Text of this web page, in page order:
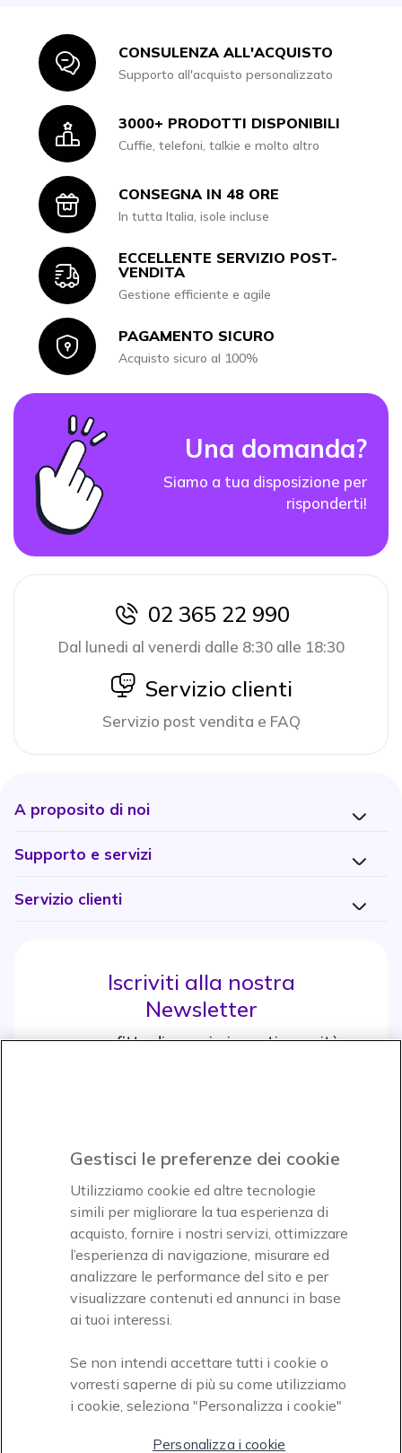
IconCONSULENZA ALL'ACQUISTO
Supporto all'acquisto personalizzato
Icon3000+ PRODOTTI DISPONIBILI
Cuffie, telefoni, talkie e molto altro
IconCONSEGNA IN 48 ORE
In tutta Italia, isole incluse
Icon
ECCELLENTE SERVIZIO POST-
VENDITA
Gestione efficiente e agile
IconPAGAMENTO SICURO
Acquisto sicuro al 100%
Una domanda?
Siamo a tua disposizione per
risponderti!
icon
02 365 22 990
Dal lunedi al venerdi dalle 8:30 alle 18:30
icon
Servizio clienti
Servizio post vendita e FAQ
A proposito di noi
Supporto e servizi
Servizio clienti
Iscriviti alla nostra
Newsletter
e approfitta di maggiori sconti e novità
Icon
Icon
Paga facilmente ed in assoluta sicurezza
Accettiamo
Gestisci le preferenze dei cookie
Utilizziamo cookie ed altre tecnologie
simili per migliorare la tua esperienza di
acquisto, fornire i nostri servizi, ottimizzare
l’esperienza di navigazione, misurare ed
analizzare le performance del sito e per
visualizzare contenuti ed annunci in base
ai tuoi interessi.
Se non intendi accettare tutti i cookie o
vorresti saperne di più su come utilizziamo
i cookie, seleziona "Personalizza i cookie"
Personalizza i cookie